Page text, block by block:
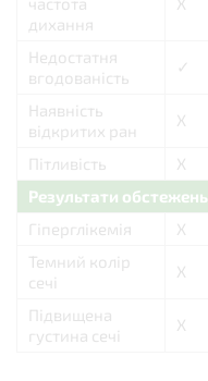
дихання
Недостатня
вгодованість
✓
Наявність
відкритих ран
X
Пітливість X
Результати обстежень
Гіперглікемія
X
Темний колір
сечі
X
Підвищена
густина сечі
X